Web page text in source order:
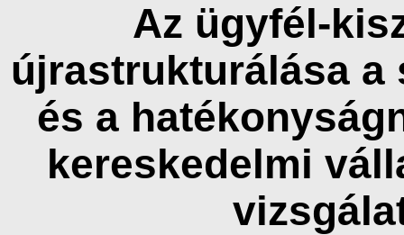
Az ügyfél-
újrastrukturálása a
és a
kereskedelmi